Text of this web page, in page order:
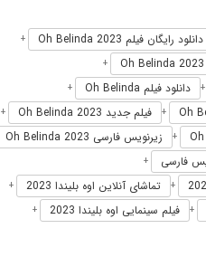
دانلود رایگان فیلم Oh Belinda 2023 +
+
+ دانلود فیلم Oh Belinda +
+ فیلم جدید Oh Belinda 2023 +
+ زیرنویس فارسی Oh Belinda 2023
+
+ تماشای آنلاین اوه بلیندا 2023 +
+ فیلم سینمایی اوه بلیندا 2023 +